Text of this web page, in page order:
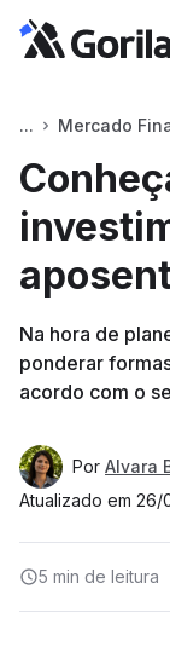
Mercado
Na hora de
ponderar
acordo com o
Por Alvara
Atualizado em 26/
5 min de leitura